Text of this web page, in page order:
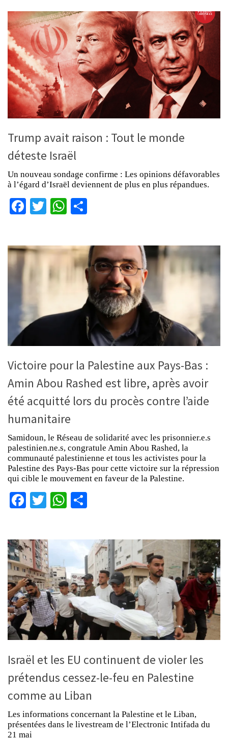
Trump avait raison : Tout le monde
déteste Israël
Un nouveau sondage confirme : Les opinions défavorables
à l’égard d’Israël deviennent de plus en plus répandues.
Facebook
TwitterWhatsApp
Victoire pour la Palestine aux Pays-Bas :
Amin Abou Rashed est libre, après avoir
été acquitté lors du procès contre l’aide
humanitaire
Samidoun, le Réseau de solidarité avec les prisonnier.e.s
palestinien.ne.s, congratule Amin Abou Rashed, la
communauté palestinienne et tous les activistes pour la
Palestine des Pays-Bas pour cette victoire sur la répression
qui cible le mouvement en faveur de la Palestine.
Facebook
TwitterWhatsApp
Israël et les EU continuent de violer les
prétendus cessez-le-feu en Palestine
comme au Liban
Les informations concernant la Palestine et le Liban,
présentées dans le livestream de l’Electronic Intifada du
21 mai